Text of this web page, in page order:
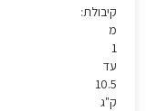
קיבולת:
מ
1
עד
10.5
ק"ג